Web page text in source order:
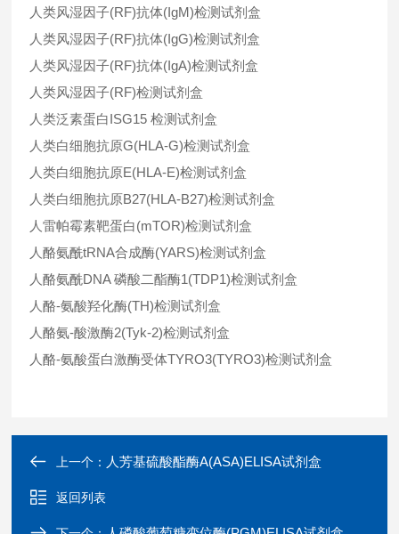
人类风湿因子(RF)抗体(IgM)检测试剂盒
人类风湿因子(RF)抗体(IgG)检测试剂盒
人类风湿因子(RF)抗体(IgA)检测试剂盒
人类风湿因子(RF)检测试剂盒
人类泛素蛋白ISG15 检测试剂盒
人类白细胞抗原G(HLA-G)检测试剂盒
人类白细胞抗原E(HLA-E)检测试剂盒
人类白细胞抗原B27(HLA-B27)检测试剂盒
人雷帕霉素靶蛋白(mTOR)检测试剂盒
人酪氨酰tRNA合成酶(YARS)检测试剂盒
人酪氨酰DNA 磷酸二酯酶1(TDP1)检测试剂盒
人酪-氨酸羟化酶(TH)检测试剂盒
人酪氨-酸激酶2(Tyk-2)检测试剂盒
人酪-氨酸蛋白激酶受体TYRO3(TYRO3)检测试剂盒
上一个： 人芳基硫酸酯酶A(ASA)ELISA试剂盒
返回列表